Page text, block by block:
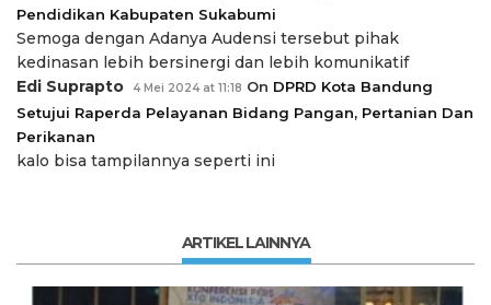
Pendidikan Kabupaten Sukabumi
Semoga dengan Adanya Audensi tersebut pihak
kedinasan lebih bersinergi dan lebih komunikatif
Edi Suprapto
4 Mei 2024 at 11:18 On DPRD Kota Bandung
Setujui Raperda Pelayanan Bidang Pangan, Pertanian Dan
Perikanan
kalo bisa tampilannya seperti ini
ARTIKEL LAINNYA